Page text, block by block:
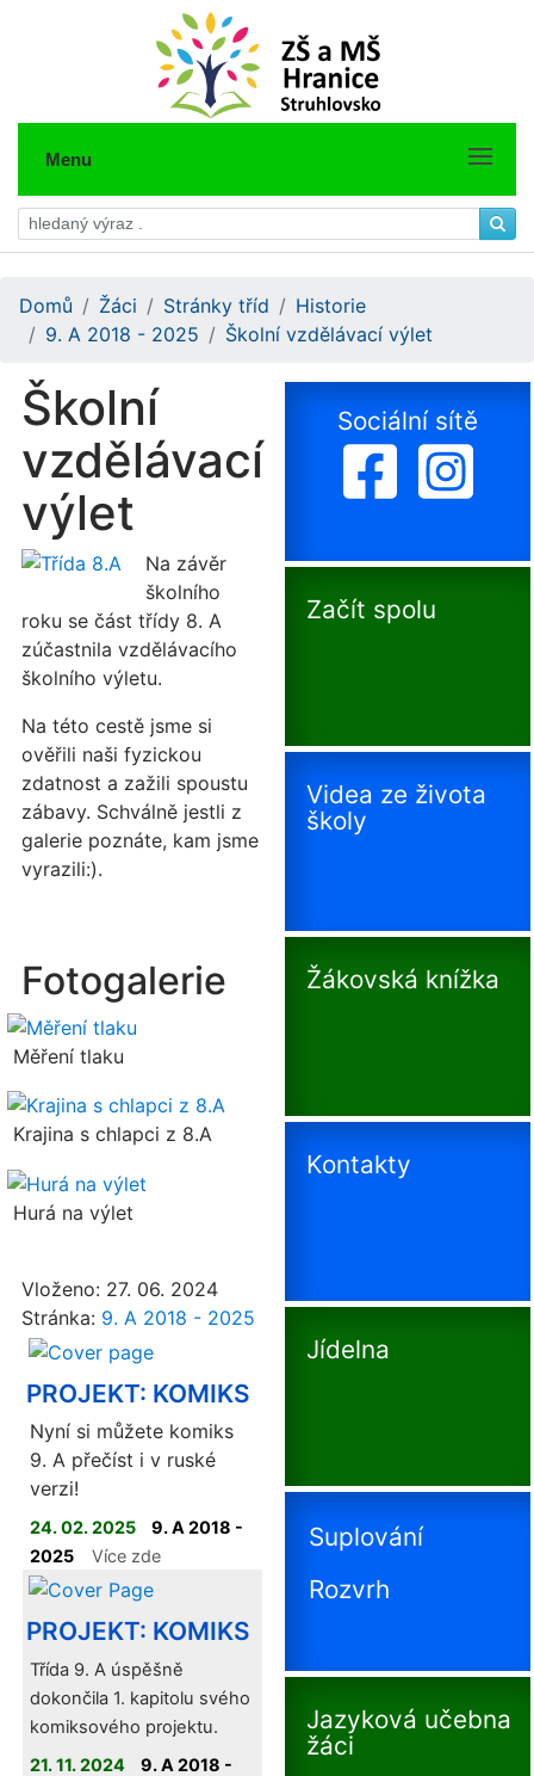
Menu
Domů Žáci Stránky tříd
Historie
9. A 2018 - 2025
Školní vzdělávací výlet
Školní
vzdělávací
výlet
Na závěr
školního
roku se část třídy 8. A
zúčastnila vzdělávacího
školního výletu.
Na této cestě jsme si
ověřili naši fyzickou
zdatnost a zažili spoustu
zábavy. Schválně jestli z
galerie poznáte, kam jsme
vyrazili:).
Fotogalerie
Měření tlaku
Krajina s chlapci z 8.A
Hurá na výlet
Vloženo: 27. 06. 2024
Stránka: 9. A 2018 - 2025
PROJEKT: KOMIKS
Nyní si můžete komiks
9. A přečíst i v ruské
verzi!
24. 02. 2025
9. A 2018 -
2025
Více zde
PROJEKT: KOMIKS
Třída 9. A úspěšně
dokončila 1. kapitolu svého
komiksového projektu.
21. 11. 2024
9. A 2018 -
Sociální sítě
Začít spolu
Videa ze života
školy
Žákovská knížka
Kontakty
Jídelna
Suplování
Rozvrh
Jazyková učebna
žáci